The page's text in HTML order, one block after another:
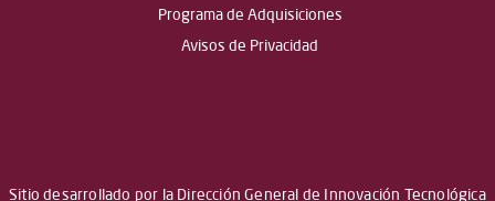
Programa de Adquisiciones
Avisos de Privacidad
Sitio desarrollado por la Dirección General de Innovación Tecnológica